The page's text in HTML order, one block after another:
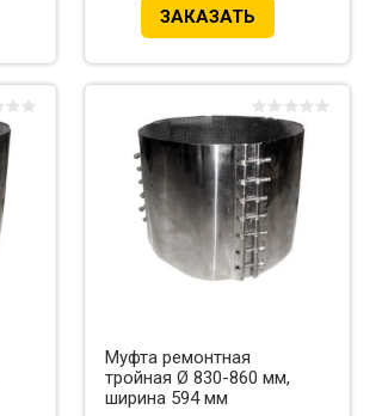
ЗАКАЗАТЬ
Муфта ремонтная
тройная Ø 830-860 мм,
ширина 594 мм